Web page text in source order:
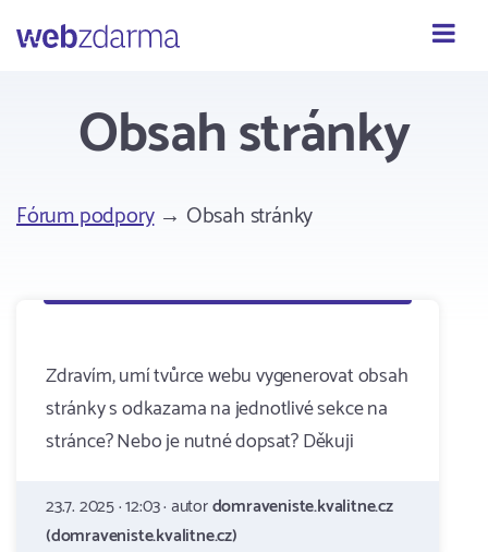
Webzdarma
Obsah stránky
Fórum podpory→ Obsah stránky
Zdravím, umí tvůrce webu vygenerovat obsah
stránky s odkazama na jednotlivé sekce na
stránce? Nebo je nutné dopsat? Děkuji
23.7. 2025 · 12:03 · autordomraveniste.kvalitne.cz
(domraveniste.kvalitne.cz)